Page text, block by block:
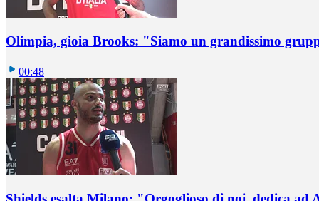
Olimpia, gioia Brooks: "Siamo un grandissimo
00:48